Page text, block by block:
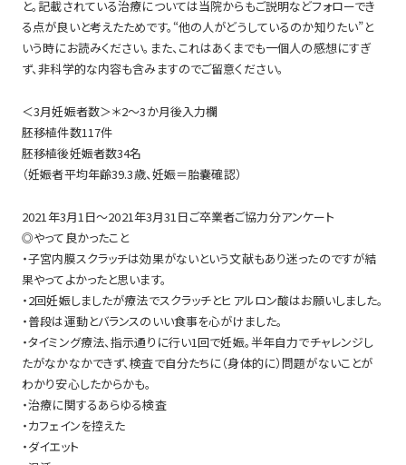
と。記載されている治療については当院からもご説明などフォローでき
る点が良いと考えたためです。“他の人がどうしているのか知りたい”と
いう時にお読みください。また、これはあくまでも一個人の感想にすぎ
ず、非科学的な内容も含みますのでご留意ください。
＜3月妊娠者数＞＊2～3か月後入力欄
胚移植件数117件
胚移植後妊娠者数34名
（妊娠者平均年齢39.3歳、妊娠＝胎嚢確認）
2021年3月1日～2021年3月31日ご卒業者ご協力分アンケート
◎やって良かったこと
・子宮内膜スクラッチは効果がないという文献もあり迷ったのですが結
果やってよかったと思います。
・2回妊娠しましたが療法でスクラッチとヒアルロン酸はお願いしました。
・普段は運動とバランスのいい食事を心がけました。
・タイミング療法、指示通りに行い1回で妊娠。半年自力でチャレンジし
たがなかなかできず、検査で自分たちに（身体的に）問題がないことが
わかり安心したからかも。
・治療に関するあらゆる検査
・カフェインを控えた
・ダイエット